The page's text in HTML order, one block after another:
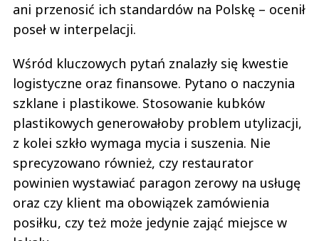
ani przenosić ich standardów na Polskę – ocenił
poseł w interpelacji.
Wśród kluczowych pytań znalazły się kwestie
logistyczne oraz finansowe. Pytano o naczynia
szklane i plastikowe. Stosowanie kubków
plastikowych generowałoby problem utylizacji,
z kolei szkło wymaga mycia i suszenia. Nie
sprecyzowano również, czy restaurator
powinien wystawiać paragon zerowy na usługę
oraz czy klient ma obowiązek zamówienia
posiłku, czy też może jedynie zająć miejsce w